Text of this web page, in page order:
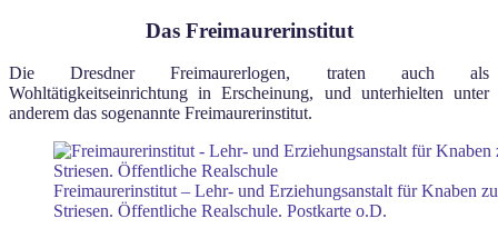
Das Freimaurerinstitut
Die Dresdner Freimaurerlogen, traten auch als
Wohltätigkeitseinrichtung in Erscheinung, und unterhielten unter
anderem das sogenannte Freimaurerinstitut.
Freimaurerinstitut – Lehr- und Erziehungsanstalt für Knaben
Striesen. Öffentliche Realschule. Postkarte o.D.